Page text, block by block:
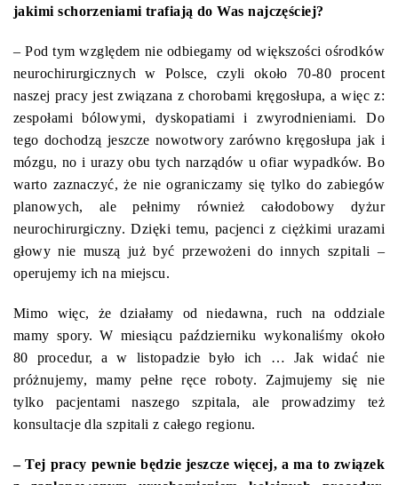
jakimi schorzeniami trafiają do Was najczęściej?
– Pod tym względem nie odbiegamy od większości ośrodków
neurochirurgicznych w Polsce, czyli około 70-80 procent
naszej pracy jest związana z chorobami kręgosłupa, a więc z:
zespołami bólowymi, dyskopatiami i zwyrodnieniami. Do
tego dochodzą jeszcze nowotwory zarówno kręgosłupa jak i
mózgu, no i urazy obu tych narządów u ofiar wypadków. Bo
warto zaznaczyć, że nie ograniczamy się tylko do zabiegów
planowych, ale pełnimy również całodobowy dyżur
neurochirurgiczny. Dzięki temu, pacjenci z ciężkimi urazami
głowy nie muszą już być przewożeni do innych szpitali –
operujemy ich na miejscu.
Mimo więc, że działamy od niedawna, ruch na oddziale
mamy spory. W miesiącu październiku wykonaliśmy około
80 procedur, a w listopadzie było ich … Jak widać nie
próżnujemy, mamy pełne ręce roboty. Zajmujemy się nie
tylko pacjentami naszego szpitala, ale prowadzimy też
konsultacje dla szpitali z całego regionu.
– Tej pracy pewnie będzie jeszcze więcej, a ma to związek